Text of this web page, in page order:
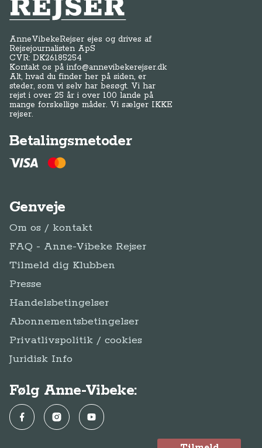
Anne-Vibeke Rejser
AnneVibekeRejser ejes og drives af
Rejsejournalisten ApS
CVR: DK26185254
Kontakt os påinfo@annevibekerejser.dk
Alt, hvad du finder her på siden, er
steder, som vi selv har besøgt. Vi har
rejst i over 25 år i over 100 lande på
mange forskellige måder. Vi sælger IKKE
rejser.
Betalingsmetoder
Genveje
Om os / kontakt
FAQ - Anne-Vibeke Rejser
Tilmeld dig Klubben
Presse
Handelsbetingelser
Abonnementsbetingelser
Privatlivspolitik / cookies
Juridisk Info
Følg Anne-Vibeke:
FacebookInstagramYouTube